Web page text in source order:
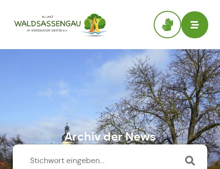
Archiv der News